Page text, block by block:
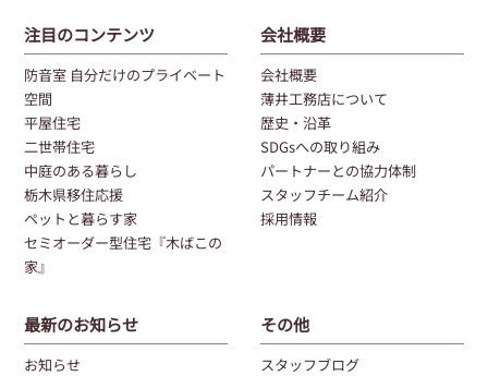
注目のコンテンツ
防音室 自分だけのプライベート
空間
平屋住宅
二世帯住宅
中庭のある暮らし
栃木県移住応援
ペットと暮らす家
セミオーダー型住宅『木ばこの
家』
会社概要
会社概要
薄井工務店について
歴史・沿革
SDGsへの取り組み
パートナーとの協力体制
スタッフチーム紹介
採用情報
最新のお知らせ
お知らせ
その他
スタッフブログ